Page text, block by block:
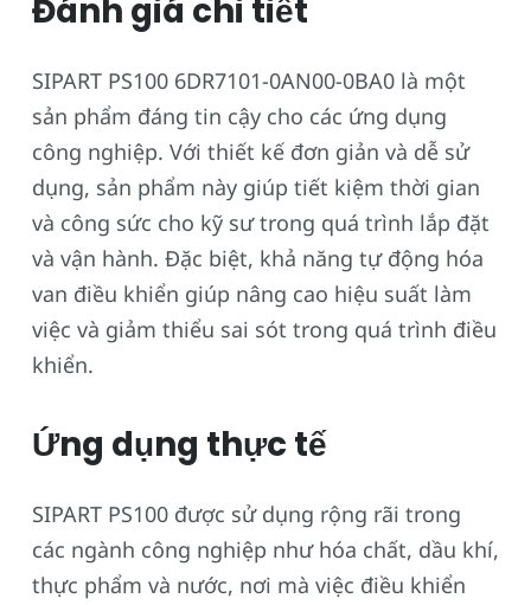
Đánh giá chi tiết
SIPART PS100 6DR7101-0AN00-0BA0 là một
sản phẩm đáng tin cậy cho các ứng dụng
công nghiệp. Với thiết kế đơn giản và dễ sử
dụng, sản phẩm này giúp tiết kiệm thời gian
và công sức cho kỹ sư trong quá trình lắp đặt
và vận hành. Đặc biệt, khả năng tự động hóa
van điều khiển giúp nâng cao hiệu suất làm
việc và giảm thiểu sai sót trong quá trình điều
khiển.
Ứng dụng thực tế
SIPART PS100 được sử dụng rộng rãi trong
các ngành công nghiệp như hóa chất, dầu khí,
thực phẩm và nước, nơi mà việc điều khiển